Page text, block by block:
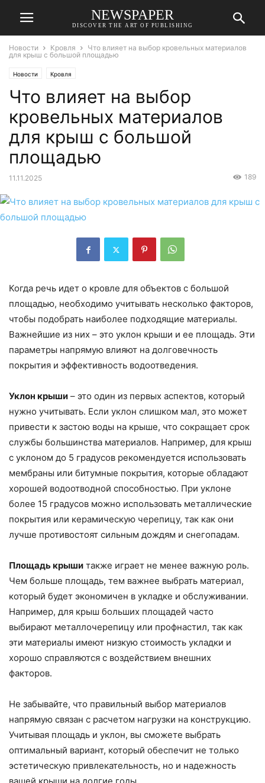
NEWSPAPER
DISCOVER THE ART OF PUBLISHING
Новости Кровля
Что влияет на выбор кровельных материалов
для крыш с большой площадью
Новости Кровля
Что влияет на выбор
кровельных материалов
для крыш с большой
площадью
11.11.2025 189
Когда речь идет о кровле для объектов с большой
площадью, необходимо учитывать несколько факторов,
чтобы подобрать наиболее подходящие материалы.
Важнейшие из них – это уклон крыши и ее площадь. Эти
параметры напрямую влияют на долговечность
покрытия и эффективность водоотведения.
Уклон крыши – это один из первых аспектов, который
нужно учитывать. Если уклон слишком мал, это может
привести к застою воды на крыше, что сокращает срок
службы большинства материалов. Например, для крыш
с уклоном до 5 градусов рекомендуется использовать
мембраны или битумные покрытия, которые обладают
хорошей водоотводной способностью. При уклоне
более 15 градусов можно использовать металлические
покрытия или керамическую черепицу, так как они
лучше противостоят сильным дождям и снегопадам.
Площадь крыши также играет не менее важную роль.
Чем больше площадь, тем важнее выбрать материал,
который будет экономичен в укладке и обслуживании.
Например, для крыш больших площадей часто
выбирают металлочерепицу или профнастил, так как
эти материалы имеют низкую стоимость укладки и
хорошо справляются с воздействием внешних
факторов.
Не забывайте, что правильный выбор материалов
напрямую связан с расчетом нагрузки на конструкцию.
Учитывая площадь и уклон, вы сможете выбрать
оптимальный вариант, который обеспечит не только
эстетическую привлекательность, но и надежность